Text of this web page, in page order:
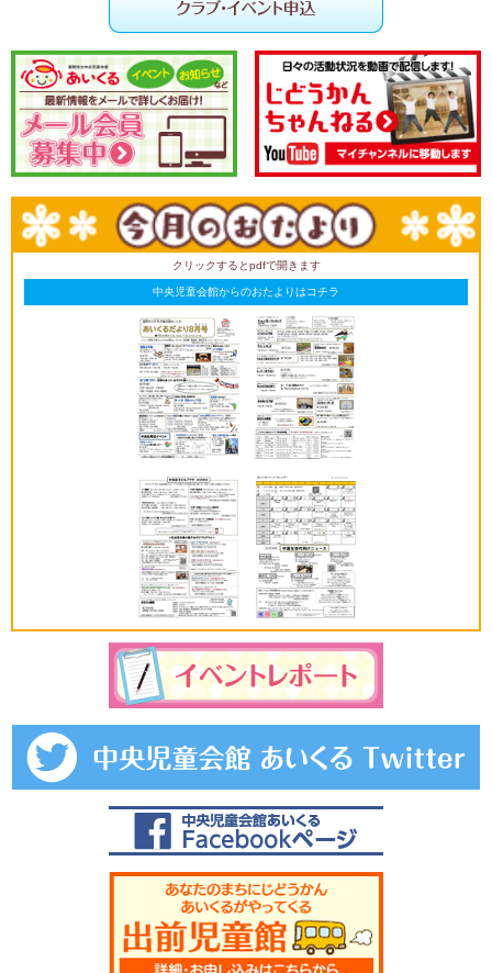
クリックするとpdfで開きます
中央児童会館からのおたよりはコチラ